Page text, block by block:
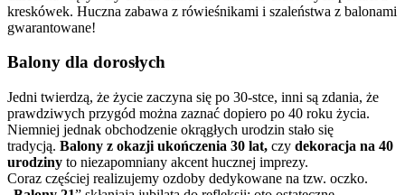
kreskówek. Huczna zabawa z rówieśnikami i szaleństwa z balonami
gwarantowane!
Balony dla dorosłych
Jedni twierdzą, że życie zaczyna się po 30-stce, inni są zdania, że
prawdziwych przygód można zaznać dopiero po 40 roku życia.
Niemniej jednak obchodzenie okrągłych urodzin stało się
tradycją. Balony z okazji ukończenia 30 lat, czy dekoracja na 40
urodziny to niezapomniany akcent hucznej imprezy.
Coraz częściej realizujemy ozdoby dedykowane na tzw. oczko.